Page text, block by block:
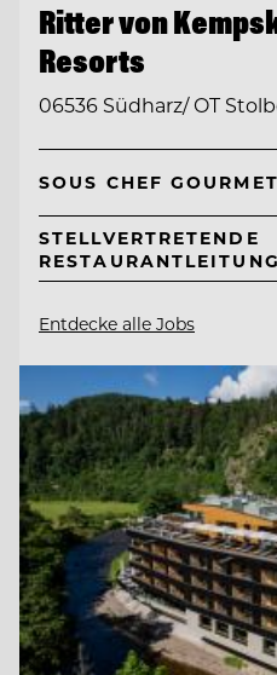
Ritter von
Resorts
06536 Südharz/ OT
SOUS CHEF
STELLVERTRETENDE
Entdecke alle Jobs